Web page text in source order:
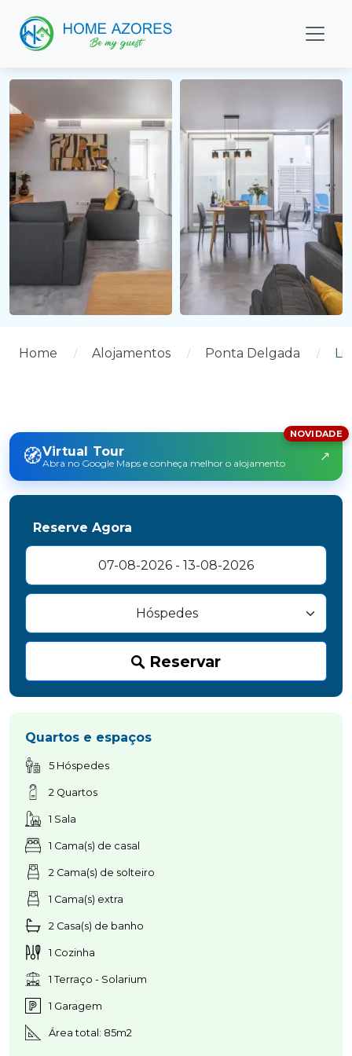
Home Alojamentos Ponta Delgada
🧭Virtual Tour
Abra no Google Maps e conheça melhor o alojamento
NOVIDADE
↗
Reserve Agora
Reservar
Quartos e espaços
5 Hóspedes
2 Quartos
1 Sala
1 Cama(s) de casal
2 Cama(s) de solteiro
1 Cama(s) extra
2 Casa(s) de banho
1 Cozinha
1 Terraço - Solarium
1 Garagem
Área total: 85m2